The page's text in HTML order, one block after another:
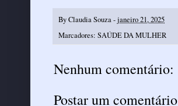
ByClaudia Souza-janeiro 21, 2025
Marcadores: SAÚDE DA MULHER
Nenhum comentário:
Postar um comentário